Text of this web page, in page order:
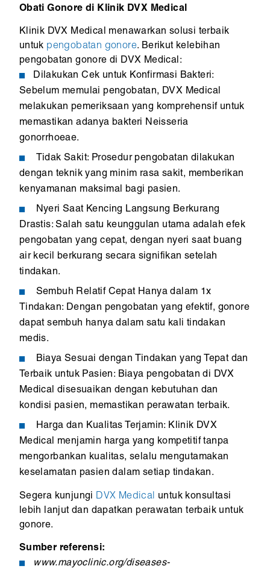
Obati Gonore di Klinik DVX Medical
Klinik DVX Medical menawarkan solusi terbaik
untuk pengobatan gonore. Berikut kelebihan
pengobatan gonore di DVX Medical:
Dilakukan Cek untuk Konfirmasi Bakteri:
Sebelum memulai pengobatan, DVX Medical
melakukan pemeriksaan yang komprehensif untuk
memastikan adanya bakteri Neisseria
gonorrhoeae.
Tidak Sakit: Prosedur pengobatan dilakukan
dengan teknik yang minim rasa sakit, memberikan
kenyamanan maksimal bagi pasien.
Nyeri Saat Kencing Langsung Berkurang
Drastis: Salah satu keunggulan utama adalah efek
pengobatan yang cepat, dengan nyeri saat buang
air kecil berkurang secara signifikan setelah
tindakan.
Sembuh Relatif Cepat Hanya dalam 1x
Tindakan: Dengan pengobatan yang efektif, gonore
dapat sembuh hanya dalam satu kali tindakan
medis.
Biaya Sesuai dengan Tindakan yang Tepat dan
Terbaik untuk Pasien: Biaya pengobatan di DVX
Medical disesuaikan dengan kebutuhan dan
kondisi pasien, memastikan perawatan terbaik.
Harga dan Kualitas Terjamin: Klinik DVX
Medical menjamin harga yang kompetitif tanpa
mengorbankan kualitas, selalu mengutamakan
keselamatan pasien dalam setiap tindakan.
Segera kunjungi DVX Medical untuk konsultasi
lebih lanjut dan dapatkan perawatan terbaik untuk
gonore.
Sumber referensi:
www.mayoclinic.org/diseases-